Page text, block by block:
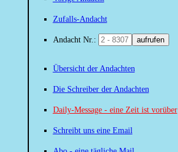
Zufalls-Andacht
Andacht Nr.: aufrufen
Übersicht der Andachten
Die Schreiber der Andachten
Daily-Message - eine Zeit ist vorüber
Schreibt uns eine Email